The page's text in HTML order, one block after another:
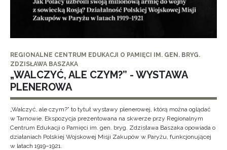
REGIONALNE CENTRUM EDUKACJI O PAMIĘCI IM. GEN. BRYG.
ZDZISŁAWA BASZAKA
„WALCZYĆ, ALE CZYM?” - WYSTAWA
PLENEROWA
„Walczyć, ale czym?” to tytuł wystawy plenerowej, którą można oglądać
w Tarnowie. Ekspozycja prezentowana na skwerze przy Regionalnym
Centrum Edukacji o Pamięci im. gen. bryg. Zdzisława Baszaka opowiada o
działaniach Polskiej Wojskowej Misji Zakupów w Paryżu, funkcjonującej
w latach 1919–1921.